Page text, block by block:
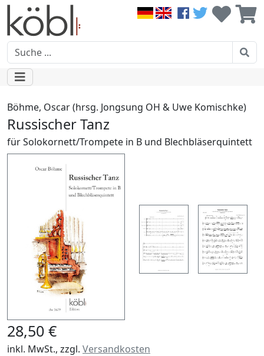
Böhme, Oscar (hrsg. Jongsung OH & Uwe Komischke)
Russischer Tanz
für Solokornett/Trompete in B und Blechbläserquintett
28,50 €
inkl. MwSt., zzgl. Versandkosten